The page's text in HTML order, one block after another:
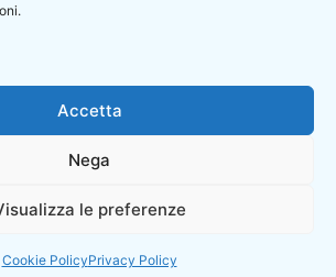
Accetta
Nega
le preferenze
Cookie PolicyPrivacy Policy
PER RESPONSABILITA’ CIVILE VERSO TERZI
N. 50 46379ZV Sara Assicurazioni
5.000.000,00 EURO
/ Operativa: Via Barsanti 24, 59100 Prato (PO) –